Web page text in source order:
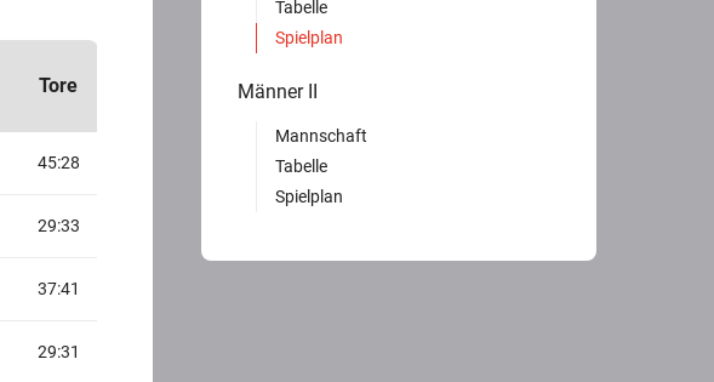
Tore
45:28
29:33
37:41
29:31
Tabelle
Spielplan
Männer II
Mannschaft
Tabelle
Spielplan